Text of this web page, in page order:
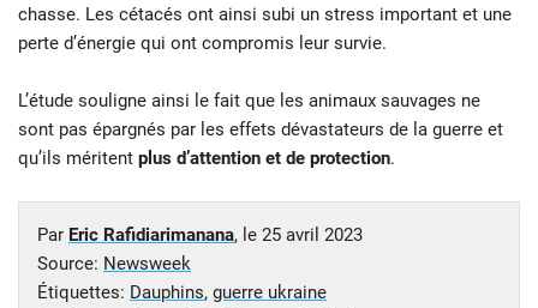
chasse. Les cétacés ont ainsi subi un stress important et une
perte d’énergie qui ont compromis leur survie.
L’étude souligne ainsi le fait que les animaux sauvages ne
sont pas épargnés par les effets dévastateurs de la guerre et
qu’ils méritent plus d’attention et de protection.
Par Eric Rafidiarimanana, le 25 avril 2023
Source: Newsweek
Étiquettes: Dauphins, guerre ukraine